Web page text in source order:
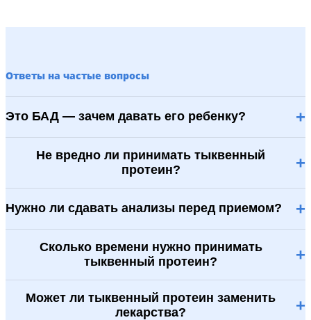
Ответы на частые вопросы
Это БАД — зачем давать его ребенку? +
Не вредно ли принимать тыквенный
протеин?
+
Нужно ли сдавать анализы перед приемом? +
Сколько времени нужно принимать
тыквенный протеин?
+
Может ли тыквенный протеин заменить
лекарства?
+